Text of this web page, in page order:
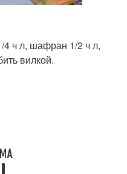
4 ч л, шафран 1/2 ч л,
вилкой.